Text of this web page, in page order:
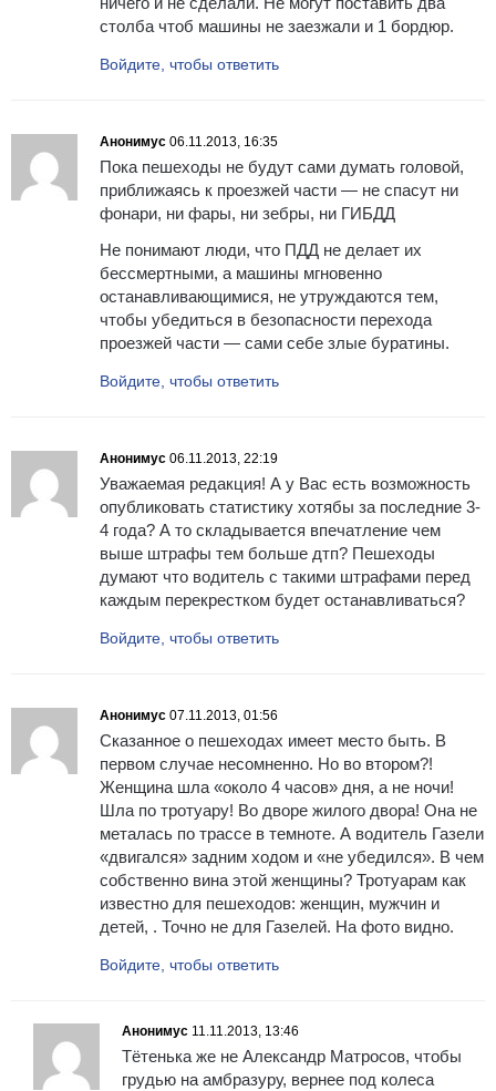
столба чтоб машины не заезжали и 1 бордюр.
Войдите, чтобы ответить
Анонимус 06.11.2013, 16:35
Пока пешеходы не будут сами думать головой,
приближаясь к проезжей части — не спасут ни
фонари, ни фары, ни зебры, ни ГИБДД
Не понимают люди, что ПДД не делает их
бессмертными, а машины мгновенно
останавливающимися, не утруждаются тем,
чтобы убедиться в безопасности перехода
проезжей части — сами себе злые буратины.
Войдите, чтобы ответить
Анонимус 06.11.2013, 22:19
Уважаемая редакция! А у Вас есть возможность
опубликовать статистику хотябы за последние 3-
4 года? А то складывается впечатление чем
выше штрафы тем больше дтп? Пешеходы
думают что водитель с такими штрафами перед
каждым перекрестком будет останавливаться?
Войдите, чтобы ответить
Анонимус 07.11.2013, 01:56
Сказанное о пешеходах имеет место быть. В
первом случае несомненно. Но во втором?!
Женщина шла «около 4 часов» дня, а не ночи!
Шла по тротуару! Во дворе жилого двора! Она не
металась по трассе в темноте. А водитель Газели
«двигался» задним ходом и «не убедился». В чем
собственно вина этой женщины? Тротуарам как
известно для пешеходов: женщин, мужчин и
детей, . Точно не для Газелей. На фото видно.
Войдите, чтобы ответить
Анонимус 11.11.2013, 13:46
Тётенька же не Александр Матросов, чтобы
грудью на амбразуру, вернее под колеса